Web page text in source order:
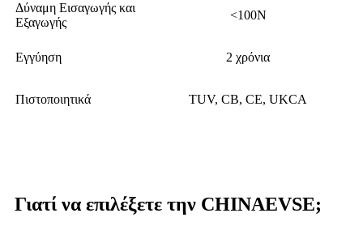
Δύναμη Εισαγωγής και
Εξαγωγής
<100N
Εγγύηση 2 χρόνια
Πιστοποιητικά TUV, CB, CE, UKCA
Γιατί να επιλέξετε την CHINAEVSE;